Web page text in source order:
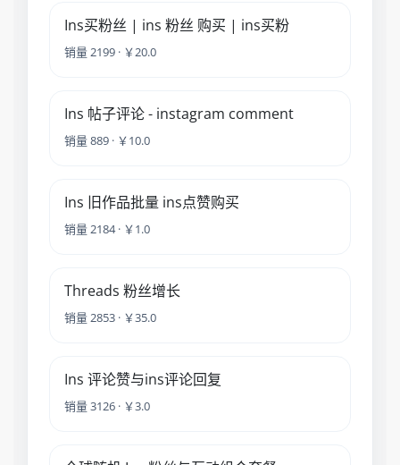
Ins买粉丝 | ins 粉丝 购买 | ins买粉
销量 2199 · ￥20.0
Ins 帖子评论 - instagram comment
销量 889 · ￥10.0
Ins 旧作品批量 ins点赞购买
销量 2184 · ￥1.0
Threads 粉丝增长
销量 2853 · ￥35.0
Ins 评论赞与ins评论回复
销量 3126 · ￥3.0